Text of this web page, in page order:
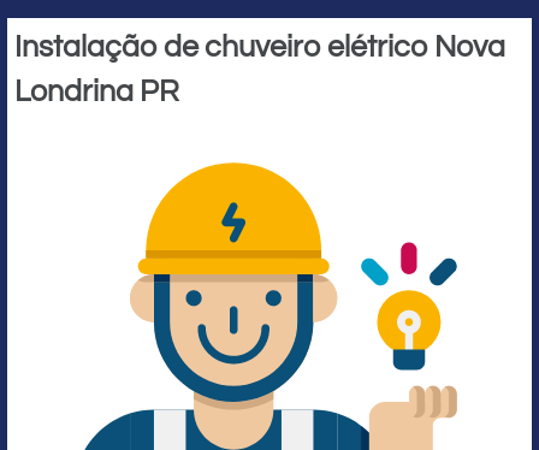
Instalação de chuveiro elétrico Nova
Londrina PR